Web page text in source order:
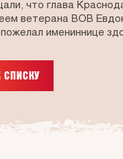
что глава
ветерана ВОВ
имениннице
СПИСКУ